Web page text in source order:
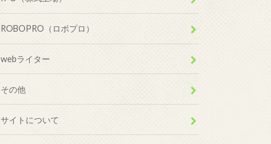
ROBOPRO（ロボプロ）
webライター
その他
サイトについて